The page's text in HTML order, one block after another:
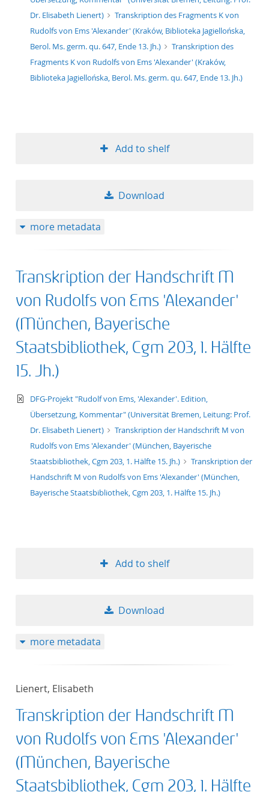
Dr. Elisabeth Lienert)
Transkription des Fragments K von
Rudolfs von Ems 'Alexander' (Kraków, Biblioteka Jagiellońska,
Berol. Ms. germ. qu. 647, Ende 13. Jh.)
Transkription des
Fragments K von Rudolfs von Ems 'Alexander' (Kraków,
Biblioteka Jagiellońska, Berol. Ms. germ. qu. 647, Ende 13. Jh.)
Add to shelf
Download
more metadata
Transkription der Handschrift M
von Rudolfs von Ems 'Alexander'
(München, Bayerische
Staatsbibliothek, Cgm 203, 1. Hälfte
15. Jh.)
text/xml
DFG-Projekt "Rudolf von Ems, 'Alexander'. Edition,
Übersetzung, Kommentar" (Universität Bremen, Leitung: Prof.
Dr. Elisabeth Lienert)
Transkription der Handschrift M von
Rudolfs von Ems 'Alexander' (München, Bayerische
Staatsbibliothek, Cgm 203, 1. Hälfte 15. Jh.)
Transkription der
Handschrift M von Rudolfs von Ems 'Alexander' (München,
Bayerische Staatsbibliothek, Cgm 203, 1. Hälfte 15. Jh.)
Add to shelf
Download
more metadata
Lienert, Elisabeth
Transkription der Handschrift M
von Rudolfs von Ems 'Alexander'
(München, Bayerische
Staatsbibliothek, Cgm 203, 1. Hälfte